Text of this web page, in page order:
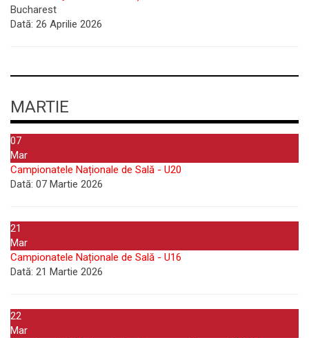
Bucharest
Dată: 26 Aprilie 2026
MARTIE
07
Mar
Campionatele Naționale de Sală - U20
Dată: 07 Martie 2026
21
Mar
Campionatele Naționale de Sală - U16
Dată: 21 Martie 2026
22
Mar